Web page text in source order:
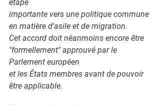
étape
importante vers une politique commune
en matière d'asile et de migration.
Cet accord doit néanmoins encore être
"formellement" approuvé par le
Parlement européen
et les États membres avant de pouvoir
être applicable.